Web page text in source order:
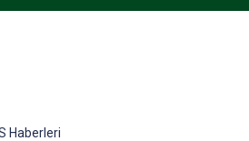
Haberleri